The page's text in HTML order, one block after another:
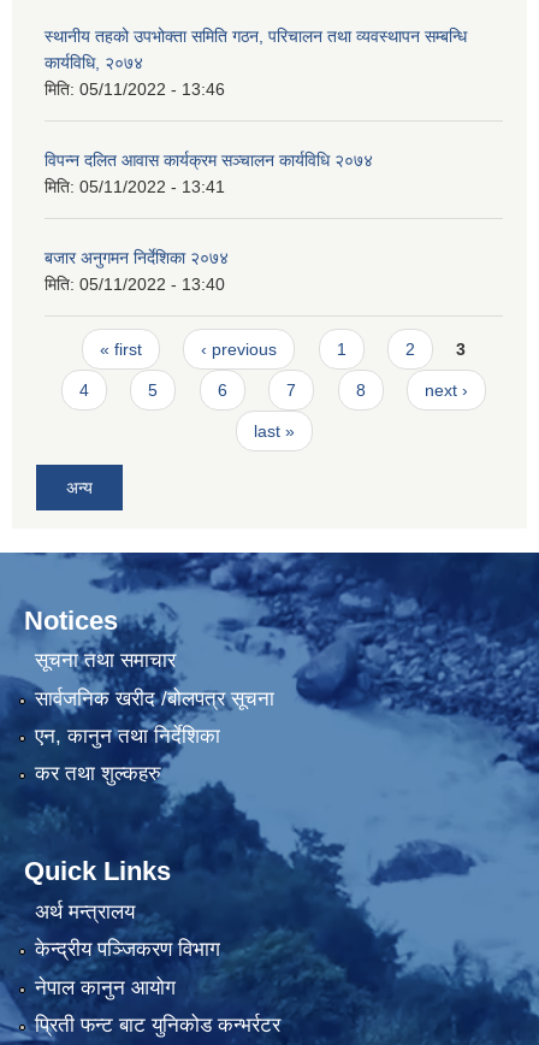
स्थानीय तहको उपभोक्ता समिति गठन, परिचालन तथा व्यवस्थापन सम्बन्धि
कार्यविधि, २०७४
मिति: 05/11/2022 - 13:46
विपन्न दलित आवास कार्यक्रम सञ्चालन कार्यविधि २०७४
मिति: 05/11/2022 - 13:41
बजार अनुगमन निर्देशिका २०७४
मिति: 05/11/2022 - 13:40
Pages
« first ‹ previous 1 2 3
4 5 6 7 8 next ›
last »
अन्य
Notices
सूचना तथा समाचार
सार्वजनिक खरीद /बोलपत्र सूचना
एन, कानुन तथा निर्देशिका
कर तथा शुल्कहरु
Quick Links
अर्थ मन्त्रालय
केन्द्रीय पञ्जिकरण विभाग
नेपाल कानुन आयोग
प्रिती फन्ट बाट युनिकोड कन्भर्रटर